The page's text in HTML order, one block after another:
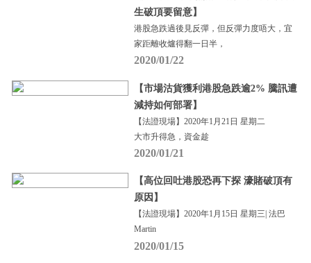
生破頂要留意】
港股急跌過後見反彈，但反彈力度唔大，宜
家距離收爐得翻一日半，
2020/01/22
【市場沽貨獲利港股急跌逾2% 騰訊遭
減持如何部署】
【法證現場】2020年1月21日 星期二
大市升得急，資金趁
2020/01/21
【高位回吐港股恐再下探 濠賭破頂有
原因】
【法證現場】2020年1月15日 星期三| 法巴
Martin
2020/01/15